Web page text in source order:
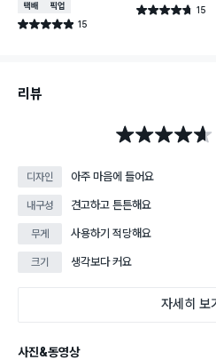
택배배송매장픽업
별점 4.9점 15
건 작성
별점 4.7점 15
건 작
리뷰
별점 4.6점
디자인 아주 마음에 들어요
내구성 견고하고 튼튼해요
무게 사용하기 적당해요
크기 생각보다 커요
자세히 보
사진&동영상